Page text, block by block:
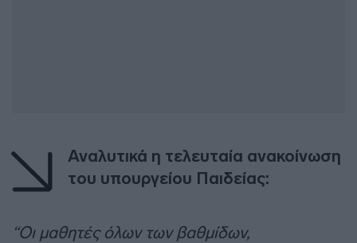
Αναλυτικά η τελευταία ανακοίνωση
του υπουργείου Παιδείας:
“Οι μαθητές όλων των βαθμίδων,